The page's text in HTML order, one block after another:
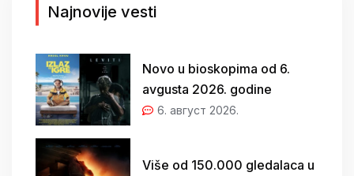
:
Najnovije vesti
Novo u bioskopima od 6.
avgusta 2026. godine
6. август 2026.
Više od 150.000 gledalaca u